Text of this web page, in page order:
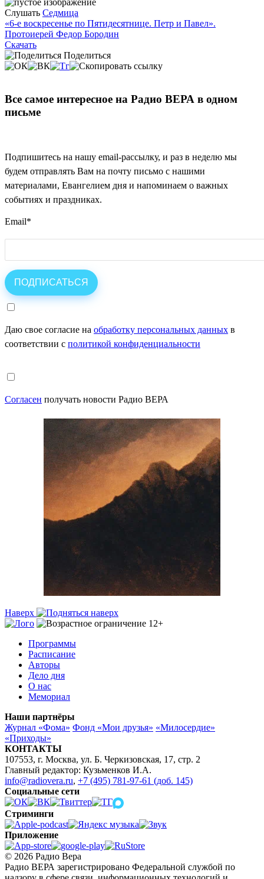
Слушать Седмица
«6-е воскресенье по Пятидесятнице. Петр и Павел».
Протоиерей Федор Бородин
Скачать
Поделиться
Все самое интересное на Радио ВЕРА в одном
письме
Подпишитесь на нашу email-рассылку, и раз в неделю мы
будем отправлять Вам на почту письмо с нашими
материалами, Евангелием дня и напоминаем о важных
событиях и праздниках.
Email*
Даю свое согласие на обработку персональных данных в
соответствии с политикой конфиденциальности
Согласен получать новости Радио ВЕРА
Наверх
Программы
Расписание
Авторы
Дело дня
О нас
Мемориал
Наши партнёры
Журнал «Фома» Фонд «Мои друзья» «Милосердие»
«Приходы»
КОНТАКТЫ
107553, г. Москва, ул. Б. Черкизовская, 17, стр. 2
Главный редактор: Кузьменков И.А.
info@radiovera.ru, +7 (495) 781-97-61 (доб. 145)
Социальные сети
Стриминги
Приложение
© 2026 Радио Вера
Радио ВЕРА зарегистрировано Федеральной службой по